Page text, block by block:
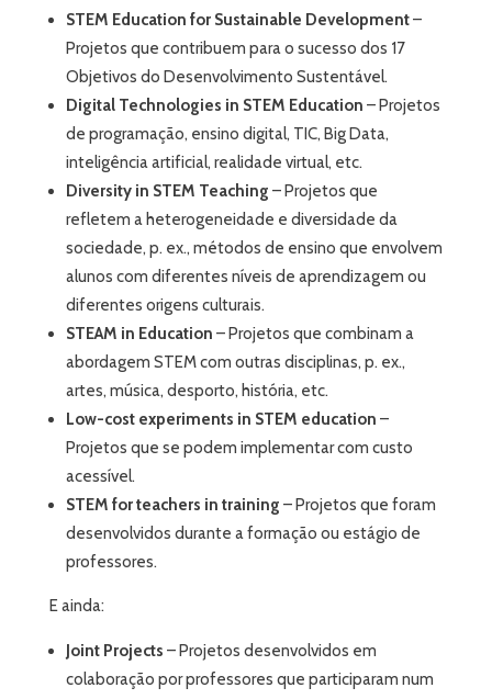
STEM Education for Sustainable Development–
Projetos que contribuem para o sucesso dos 17
Objetivos do Desenvolvimento Sustentável.
Digital Technologies in STEM Education – Projetos
de programação, ensino digital, TIC, Big Data,
inteligência artificial, realidade virtual, etc.
Diversity in STEM Teaching – Projetos que
refletem a heterogeneidade e diversidade da
sociedade, p. ex., métodos de ensino que envolvem
alunos com diferentes níveis de aprendizagem ou
diferentes origens culturais.
STEAM in Education – Projetos que combinam a
abordagem STEM com outras disciplinas, p. ex.,
artes, música, desporto, história, etc.
Low-cost experiments in STEM education –
Projetos que se podem implementar com custo
acessível.
STEM for teachers in training – Projetos que foram
desenvolvidos durante a formação ou estágio de
professores.
E ainda:
Joint Projects – Projetos desenvolvidos em
colaboração por professores que participaram num